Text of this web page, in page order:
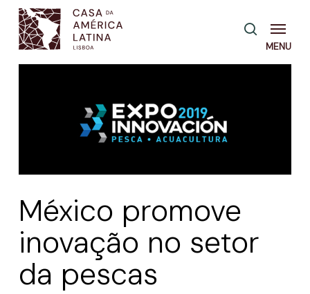
Skip
main
pesquisa
Menu
México promove
inovação no setor
da pescas